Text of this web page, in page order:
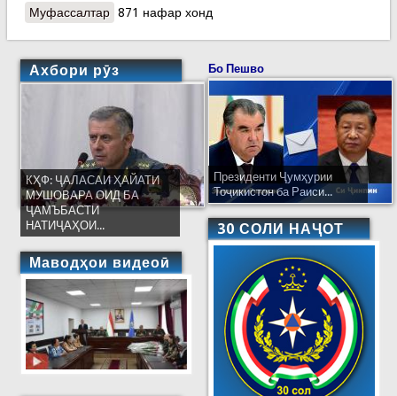
Муфассалтаро КҲФ: Хатари омадани селҳо дар кишвар.
871 нафар хонд
Ахбори рӯз
КҲФ: ҶАЛАСАИ ҲАЙАТИ
МУШОВАРА ОИД БА
ҶАМЪБАСТИ
НАТИҶАҲОИ...
Маводҳои видеоӣ
Бо Пешво
Президенти Ҷумҳурии
Тоҷикистон ба Раиси...
30 СОЛИ НАҶОТ